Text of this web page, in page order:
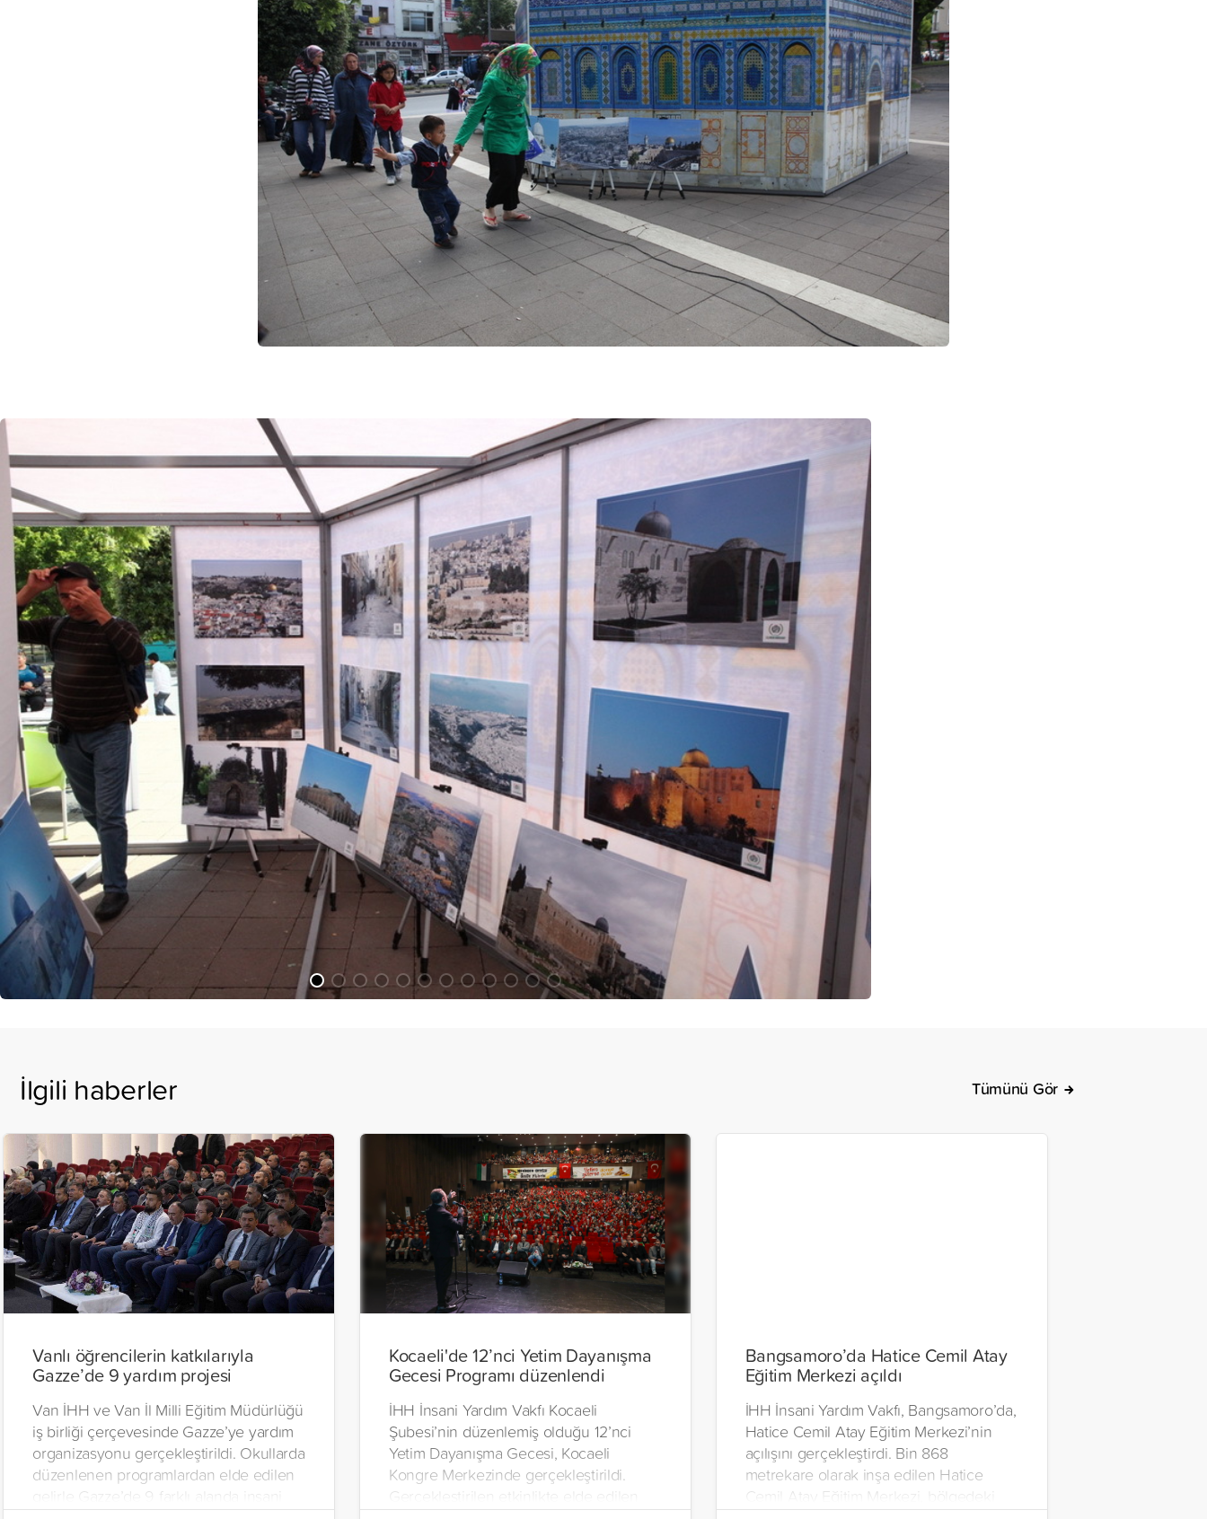
İlgili haberler Tümünü Gör
Vanlı öğrencilerin katkılarıyla
Gazze’de 9 yardım projesi
Van İHH ve Van İl Milli Eğitim Müdürlüğü
iş birliği çerçevesinde Gazze’ye yardım
organizasyonu gerçekleştirildi. Okullarda
düzenlenen programlardan elde edilen
gelirle Gazze’de 9 farklı alanda insani
Kocaeli'de 12’nci Yetim Dayanışma
Gecesi Programı düzenlendi
İHH İnsani Yardım Vakfı Kocaeli
Şubesi’nin düzenlemiş olduğu 12’nci
Yetim Dayanışma Gecesi, Kocaeli
Kongre Merkezinde gerçekleştirildi.
Gerçekleştirilen etkinlikte elde edilen
Bangsamoro’da Hatice Cemil Atay
Eğitim Merkezi açıldı
İHH İnsani Yardım Vakfı, Bangsamoro’da,
Hatice Cemil Atay Eğitim Merkezi’nin
açılışını gerçekleştirdi. Bin 868
metrekare olarak inşa edilen Hatice
Cemil Atay Eğitim Merkezi, bölgedeki